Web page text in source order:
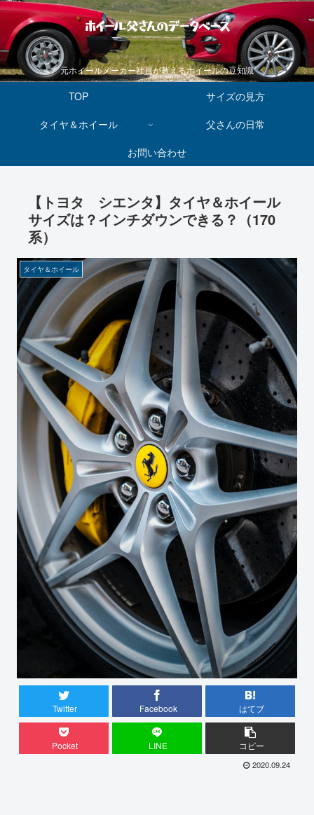
ホイール父さんのデータベース
元ホイールメーカー社員が教えるホイールの豆知識
TOP
サイズの見方
タイヤ＆ホイール
父さんの日常
お問い合わせ
【トヨタ シエンタ】タイヤ＆ホイール
サイズは？インチダウンできる？（170
系）
タイヤ＆ホイール
Twitter Facebook はてブ
Pocket LINE コピー
2020.09.24